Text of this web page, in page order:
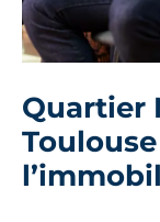
Quartier